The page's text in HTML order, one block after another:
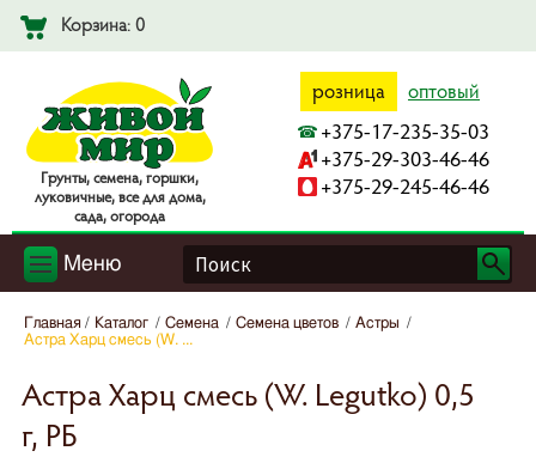
Корзина: 0
Гpyнты, ceмeнa, гopшки,
лyкoвичныe, вce для дoмa,
caдa, oгopoдa
розница оптовый
+375-17-235-35-03
+375-29-303-46-46
+375-29-245-46-46
Меню
Главная Каталог Семена Семена цветов
Астры
Астра Харц смесь (W. ...
Астра Харц смесь (W. Legutko) 0,5
г, РБ